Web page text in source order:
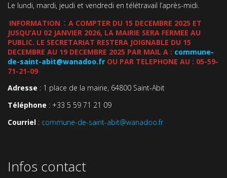
Le lundi, mardi, jeudi et vendredi en télétravail l’après-midi.
INFORMATION : A COMPTER DU 15 DECEMBRE 2025 ET
JUSQU’AU 02 JANVIER 2026, LA MAIRIE SERA FERMEE AU
PUBLIC. LE SECRETARIAT RESTERA JOIGNABLE DU 15
DECEMBRE AU 19 DECEMBRE 2025 PAR MAIL A : commune-
de-saint-abit@wanadoo.fr OU PAR TELEPHONE AU : 05-59-
71-21-09
Adresse : 1 place de la mairie, 64800 Saint-Abit
Téléphone : +33 5 59 71 21 09
Courriel : commune-de-saint-abit@wanadoo.fr
Infos contact